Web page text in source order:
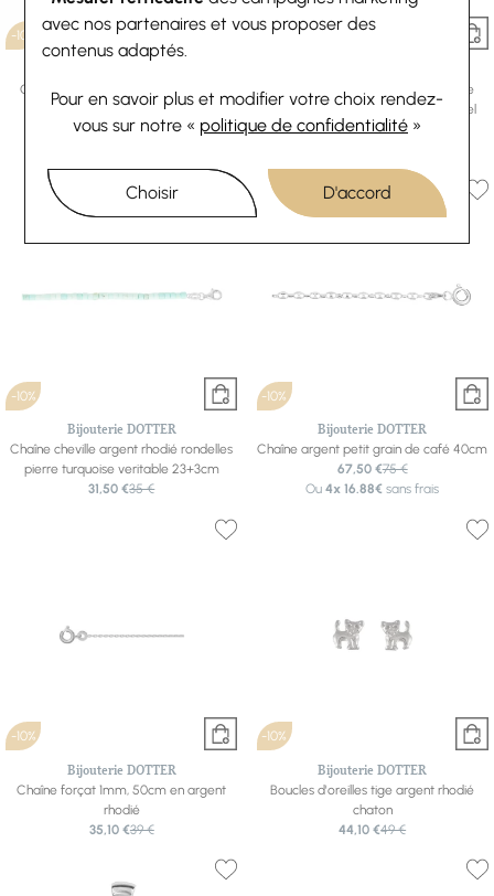
avec nos partenaires et vous proposer des
contenus adaptés.
Pour en savoir plus et modifier votre choix rendez-
vous sur notre « politique de confidentialité »
Choisir D'accord
-10%
Chaîne cheville argent avec double
boule pampille cœur pierre noire
synthétique 23+2cm
-10%
Chaîne cheville argent avec double
boule pampille coeur pierre bleu ciel
synthetique 23+2cm
-10%
Bijouterie DOTTER
Chaîne cheville argent rhodié rondelles
pierre turquoise veritable 23+3cm
31,50 €35 €
-10%
Bijouterie DOTTER
Chaîne argent petit grain de café 40cm
67,50 €75 €
Ou4x 16.88€ sans frais
-10%
Bijouterie DOTTER
Chaîne forçat 1mm, 50cm en argent
rhodié
35,10 €39 €
-10%
Bijouterie DOTTER
Boucles d'oreilles tige argent rhodié
chaton
44,10 €49 €